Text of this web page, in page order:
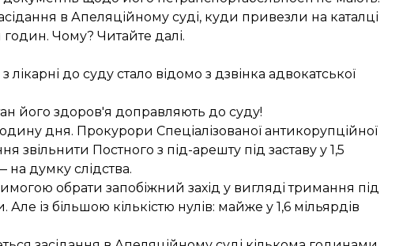
в Апеляційному суді, куди привезли на каталці
годин. Чому? Читайте далі.
до суду стало відомо з дзвінка адвокатської
його здоров'я доправляють до суду!
дня. Прокурори Спеціалізованої антикорупційної
Постного з під-арешту під заставу у 1,5
на думку слідства.
обрати запобіжний захід у вигляді тримання під
Але із більшою кількістю нулів: майже у 1,6 мільярдів